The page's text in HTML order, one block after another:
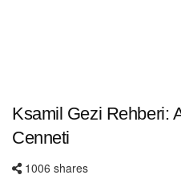
Ksamil Gezi Rehberi:
Cenneti
1006 shares